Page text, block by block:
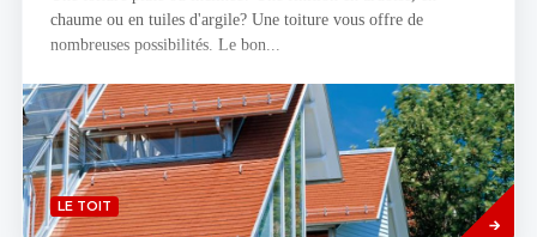
chaume ou en tuiles d'argile? Une toiture vous offre de
nombreuses possibilités. Le bon...
LE TOIT
Read
more